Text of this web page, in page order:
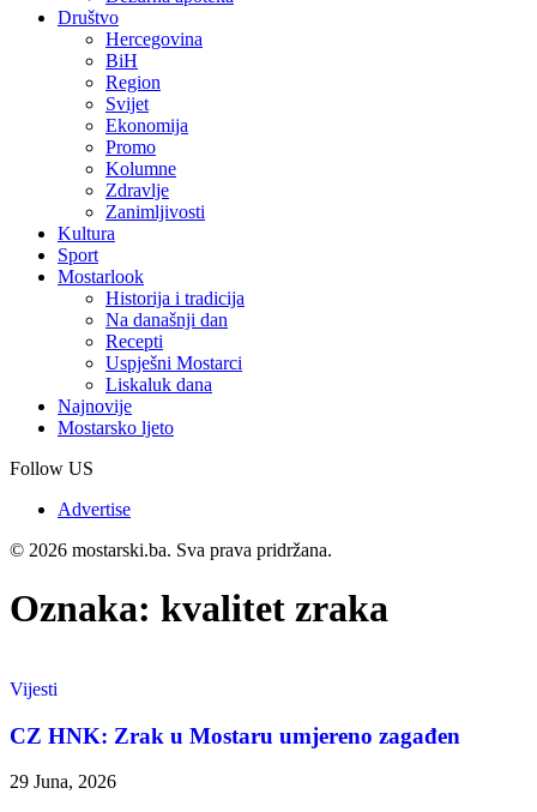
Društvo
Hercegovina
BiH
Region
Svijet
Ekonomija
Promo
Kolumne
Zdravlje
Zanimljivosti
Kultura
Sport
Mostarlook
Historija i tradicija
Na današnji dan
Recepti
Uspješni Mostarci
Liskaluk dana
Najnovije
Mostarsko ljeto
Follow US
Advertise
© 2026 mostarski.ba. Sva prava pridržana.
Oznaka: kvalitet zraka
Vijesti
CZ HNK: Zrak u Mostaru umjereno zagađen
29 Juna, 2026